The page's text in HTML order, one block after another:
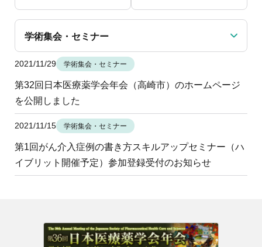
規程・細則
情報公開
学会概要
薬剤師業務に関する情報提供
薬物療法集中講義
がん専門薬剤師集中教育講座
がん専門薬剤師全体会議
症例関連セミナー
その他の主催イベント
共催・後援イベント
医療薬学
出版書籍
医療薬学専門薬剤師制度
がん専門薬剤師制度
薬物療法専門薬剤師制度
地域薬学ケア専門薬剤師制度
調査研究・学会賞・海外研修
調査研究
学会賞
海外研修
他団体との連携協力
他団体との連携協力トップ
イベントの共催・後援
連携協力団体からのお知らせ
会員専用ページ
会員限定情報
マイページ
入会・各種手続き
学術集会・セミナー
2021/11/29 学術集会・セミナー
第32回日本医療薬学会年会（高崎市）のホームページ
を公開しました
2021/11/15 学術集会・セミナー
第1回がん介入症例の書き方スキルアップセミナー（ハ
イブリット開催予定）参加登録受付のお知らせ